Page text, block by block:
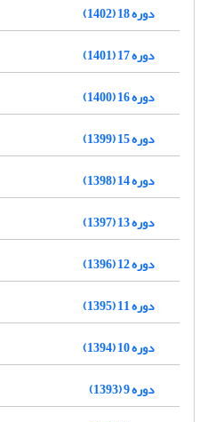
دوره 18 (1402)
دوره 17 (1401)
دوره 16 (1400)
دوره 15 (1399)
دوره 14 (1398)
دوره 13 (1397)
دوره 12 (1396)
دوره 11 (1395)
دوره 10 (1394)
دوره 9 (1393)